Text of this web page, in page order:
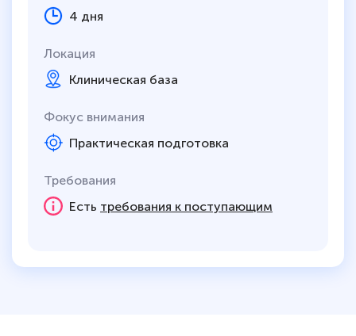
4 дня
Локация
Клиническая база
Фокус внимания
Практическая подготовка
Требования
Есть требования к поступающим